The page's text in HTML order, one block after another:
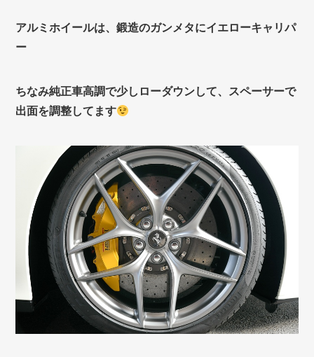
アルミホイールは、鍛造のガンメタにイエローキャリパ
ー
ちなみ純正車高調で少しローダウンして、スペーサーで
出面を調整してます